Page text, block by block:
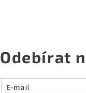
Odebírat
E-mail